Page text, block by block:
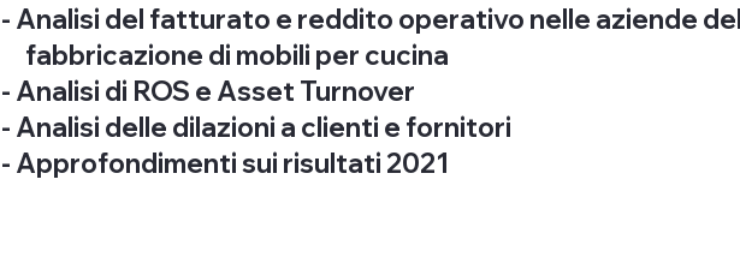
- Analisi del fatturato e reddito operativo nelle aziende
     fabbricazione di mobili per cucina
- Analisi di ROS e Asset Turnover
- Analisi delle dilazioni a clienti e fornitori
- Approfondimenti sui risultati 2021